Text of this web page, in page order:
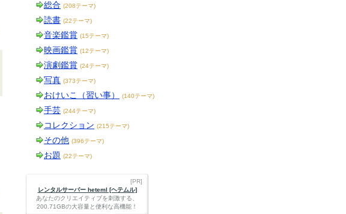
総合 (208テーマ)
読書 (22テーマ)
音楽鑑賞 (15テーマ)
映画鑑賞 (12テーマ)
演劇鑑賞 (24テーマ)
写真 (373テーマ)
おけいこ（習い事） (140テーマ)
手芸 (244テーマ)
コレクション (215テーマ)
その他 (396テーマ)
お題 (22テーマ)
[PR]
レンタルサーバー heteml [ヘテムル]
あなたのクリエイティブを刺激する、
200.71GBの大容量と便利な高機能！